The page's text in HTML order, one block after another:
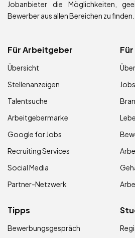
Jobanbieter die Möglichkeiten,
Bewerber aus allen Bereichen zu finden.
Für Arbeitgeber
Übersicht
Stellenanzeigen
Talentsuche
Arbeitgebermarke
Google for Jobs
Recruiting Services
Social Media
Partner-Netzwerk
Tipps
Bewerbungsgespräch